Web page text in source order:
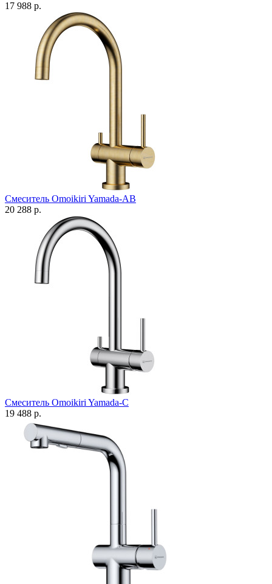
17 988 р.
Смеситель Omoikiri Yamada-AB
20 288 р.
Смеситель Omoikiri Yamada-C
19 488 р.